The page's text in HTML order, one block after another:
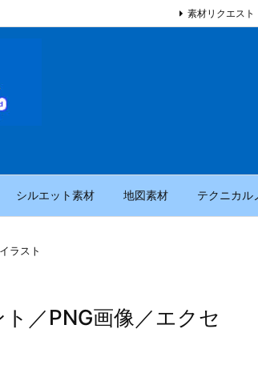
シルエット素材 地図素材 テクニカル
素材リクエスト
ラスト
／PNG画像／エクセ